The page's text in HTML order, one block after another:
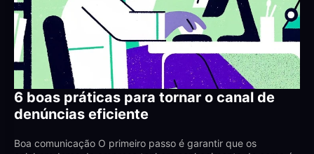
6 boas práticas para tornar o canal de
denúncias eficiente
Boa comunicação O primeiro passo é garantir que os